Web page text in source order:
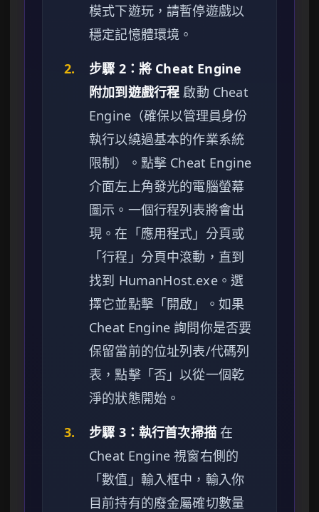
模式下遊玩，請暫停遊戲以
穩定記憶體環境。
2.
步驟 2：將 Cheat Engine
附加到遊戲行程 啟動 Cheat
Engine（確保以管理員身份
執行以繞過基本的作業系統
限制）。點擊 Cheat Engine
介面左上角發光的電腦螢幕
圖示。一個行程列表將會出
現。在「應用程式」分頁或
「行程」分頁中滾動，直到
找到 HumanHost.exe。選
擇它並點擊「開啟」。如果
Cheat Engine 詢問你是否要
保留當前的位址列表/代碼列
表，點擊「否」以從一個乾
淨的狀態開始。
3.
步驟 3：執行首次掃描在
Cheat Engine 視窗右側的
「數值」輸入框中，輸入你
目前持有的廢金屬確切數量